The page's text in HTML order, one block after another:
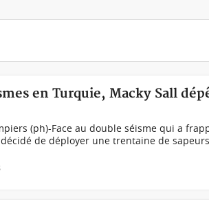
en Turquie, Macky Sall
(ph)-Face au double séisme qui a
décidé de déployer une trentaine de